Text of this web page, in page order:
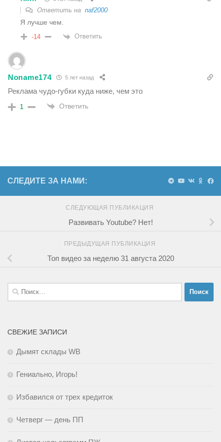
Ответить на naf2000
Я лучше чем.
-14 Ответить
Noname174 5 лет назад
Реклама чудо-губки куда ниже, чем это
1 Ответить
СЛЕДИТЕ ЗА НАМИ:
СЛЕДУЮЩАЯ ПУБЛИКАЦИЯ
Развивать Youtube? Нет!
ПРЕДЫДУЩАЯ ПУБЛИКАЦИЯ
Топ видео за неделю 31 августа 2020
Найти:
СВЕЖИЕ ЗАПИСИ
Дымят склады WB
Гениально, Игорь!
Избавился от трех кредиток
Четверг — день ПП